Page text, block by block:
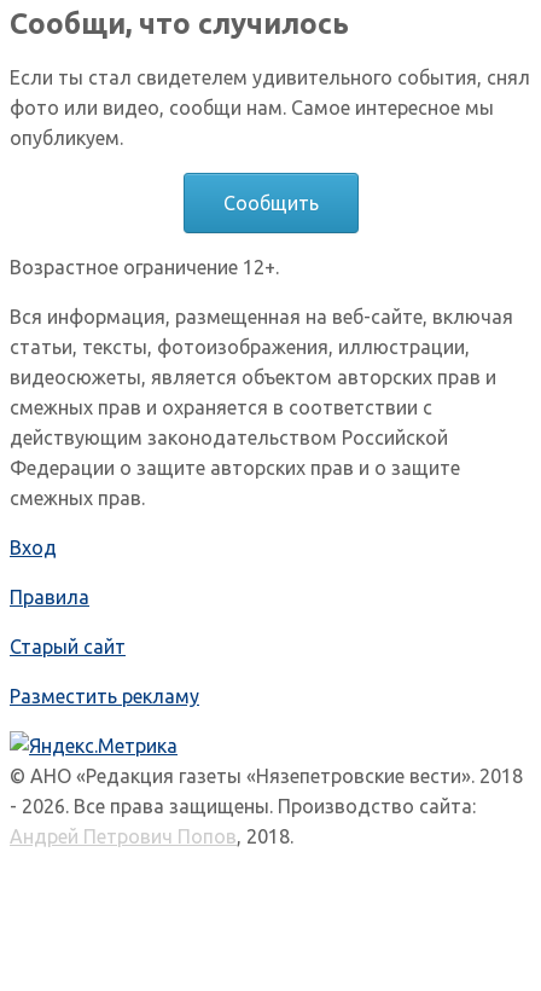
Сообщи, что случилось
Если ты стал свидетелем удивительного события, снял
фото или видео, сообщи нам. Самое интересное мы
опубликуем.
Сообщить
Возрастное ограничение 12+.
Вся информация, размещенная на веб-сайте, включая
статьи, тексты, фотоизображения, иллюстрации,
видеосюжеты, является объектом авторских прав и
смежных прав и охраняется в соответствии с
действующим законодательством Российской
Федерации о защите авторских прав и о защите
смежных прав.
Вход
Правила
Старый сайт
Разместить рекламу
© АНО «Редакция газеты «Нязепетровские вести». 2018
- 2026. Все права защищены. Производство сайта:
Андрей Петрович Попов, 2018.